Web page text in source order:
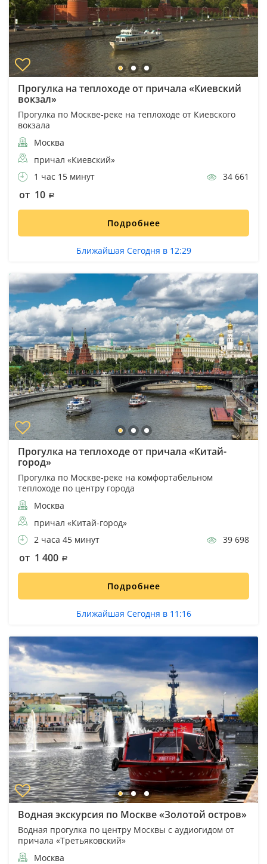
Прогулка на теплоходе от причала «Киевский
вокзал»
Прогулка по Москве-реке на теплоходе от Киевского
вокзала
Москва
причал «Киевский»
1 час 15 минут
34 661
от 10
Подробнее
Ближайшая Сегодня в 12:29
Прогулка на теплоходе от причала «Китай-
город»
Прогулка по Москве-реке на комфортабельном
теплоходе по центру города
Москва
причал «Китай-город»
2 часа 45 минут
39 698
от 1 400
Подробнее
Ближайшая Сегодня в 11:16
Водная экскурсия по Москве «Золотой остров»
Водная прогулка по центру Москвы с аудиогидом от
причала «Третьяковский»
Москва